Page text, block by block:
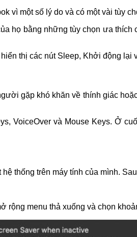
một số lý do và có một vài tùy
họ bằng những tùy chọn ưa
thị các nút Sleep, Khởi động lại
gặp khó khăn về thính giác
VoiceOver và Mouse Keys. Ở
thống trên máy tính của mình.
menu thả xuống và chọn